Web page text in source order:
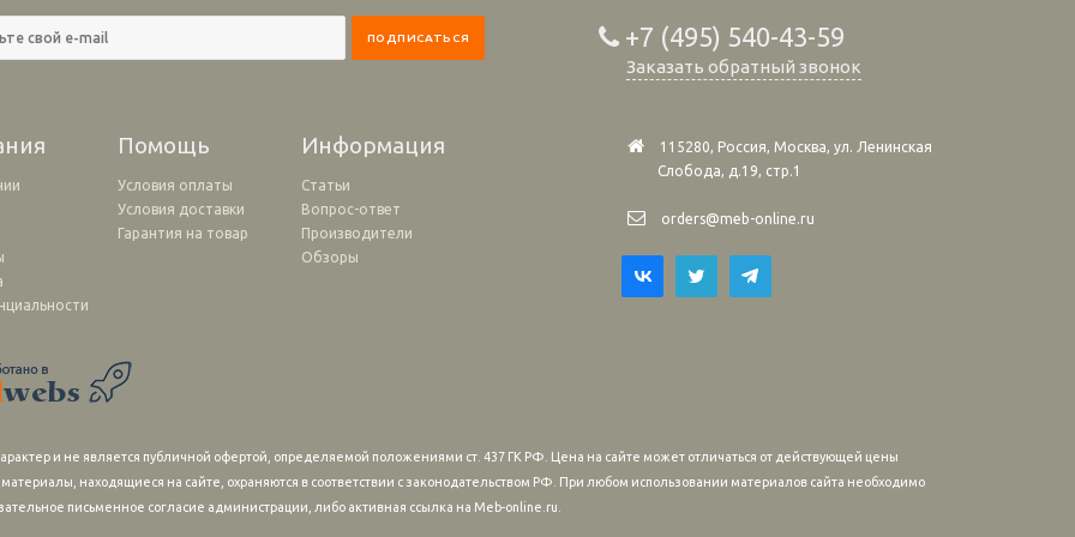
+7 (495) 540-43-59
Заказать обратный звонок
Помощь Информация
Условия оплаты
Условия доставки
Гарантия на товар
Статьи
Вопрос-ответ
Производители
Обзоры
115280, Россия, Москва, ул. Ленинская
Слобода, д.19, стр.1
orders@meb-online.ru
и не является публичной офертой, определяемой положениями ст. 437 ГК РФ. Цена на сайте может отличаться от действующей цены
находящиеся на сайте, охраняются в соответствии с законодательством РФ. При любом использовании материалов сайта необходимо
письменное согласие администрации, либо активная ссылка на Meb-online.ru.